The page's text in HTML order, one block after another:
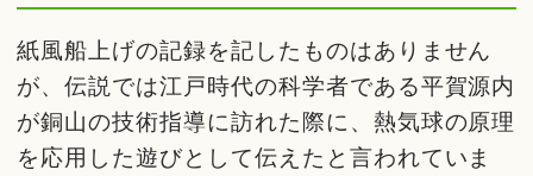
紙風船上げの記録を記したものはありません
が、伝説では江戸時代の科学者である平賀源内
が銅山の技術指導に訪れた際に、熱気球の原理
を応用した遊びとして伝えたと言われていま